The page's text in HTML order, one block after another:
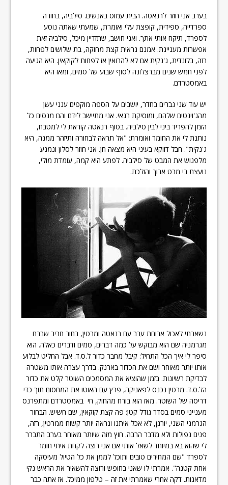
בערב אני חוזר לרנאטה. הבית עמוס באנשים. סילביה, בחורה
ספרדייה, ספידית, קופצת עלי ואומרת, שמעתי שאתה נוסע
לספרד, תיקח אותי אתך. ואני חושב, שתזדיין מיכל, סילביה זאת
אפשרות מעניינת. אמנם נראית קצת מחוקה, בת שלושים לפחות,
רזה, בלונדית, ג'נקית אם לא להרואין אז לפחות לקוקאין. היא הגיעה
לפני חמש שנים מברצלונה לסוף שבוע של סמים, ומאז היא
באמסטרדם.
יש עוד שני גברים בחדר, יושבים על הספה מוקפים ענני עשן
מהג'וינטים שלהם, ומוסיקת רגאי. אני מתיישב לידם והם מנסים כל
הזמן להפריד ביני לבין סילביה. בסוף רנאטה קוראת לי למטבח,
נותנת לי את החומר ואומרת: "אל תראה לבחורה ותיזהר ממנה, היא
ג'נקית". חבל דווקא בעיני היא מצאה חן. אני חוזר לסלון ונמנע
מלפגוש את המבט של סילביה. לפתע היא קמה, עומדת מולי,
נועצת בי מבט ארוך והולכת.
נשארתי לאכול ארוחת ערב עם רנאטה ומרטין, בחור חביב שברח
מגרמניה שם הוא מבוקש על כמה דברים, סמים ודברים כאלה. הוא
סיפר לי איך הכל התחיל: קיבל מחבר כדור ל.ס.ד. אבל החליט לבלוע
אותו יותר מאוחר ושם את הכדור בארנק. בדרך עצרה אותו משטרה
לבדיקת רשיונות. בזמן שהוציא את המסמכים השוטר קלט את כדור
הל.ס.ד. מרטין נכנס לפאניקה, פרץ עם האוטו את המחסום תוך כדי
דריסה של השוטר. מאז הוא בורח מהחוק, חי באמסטרדם ומתפרנס
מענייני סמים בסדר גודל קטן: פה קצת קוקאין, שם חשיש. הבחור
הגרמני השני, יורגן, לא אכל איתנו ונראה יותר קשוח ממרטין, רזה,
פנים נפולות ולא מדבר הרבה. חוץ מזה שיותר מאוחר בערב התברר
לי שהוא בא במיוחד לשאל אותי אם אני רוצה לקחת איתי חומר
לספרד "שם המחירים טובים ותוכל לממן את כל הטיול מעיסקה
אחת קטנה". אמרתי לו שאני בחופש ורוצה להשאיר את הראש נקי
מדאגות. דקה אחרי שאמרתי את זה – טלפון ממיכל. אז אתה כבר